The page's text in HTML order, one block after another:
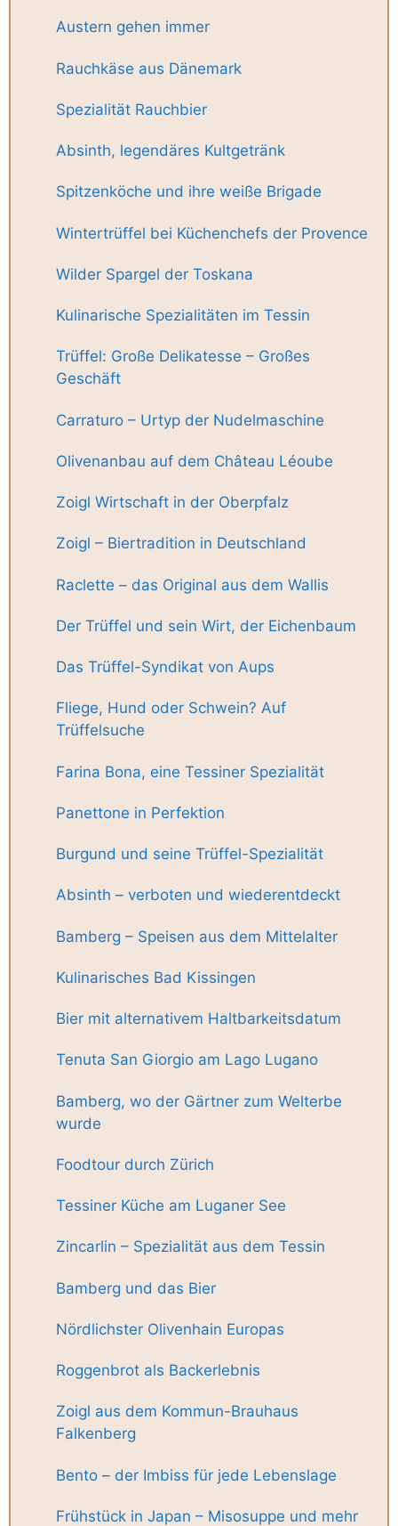
Austern gehen immer
Rauchkäse aus Dänemark
Spezialität Rauchbier
Absinth, legendäres Kultgetränk
Spitzenköche und ihre weiße Brigade
Wintertrüffel bei Küchenchefs der Provence
Wilder Spargel der Toskana
Kulinarische Spezialitäten im Tessin
Trüffel: Große Delikatesse – Großes
Geschäft
Carraturo – Urtyp der Nudelmaschine
Olivenanbau auf dem Château Léoube
Zoigl Wirtschaft in der Oberpfalz
Zoigl – Biertradition in Deutschland
Raclette – das Original aus dem Wallis
Der Trüffel und sein Wirt, der Eichenbaum
Das Trüffel-Syndikat von Aups
Fliege, Hund oder Schwein? Auf
Trüffelsuche
Farina Bona, eine Tessiner Spezialität
Panettone in Perfektion
Burgund und seine Trüffel-Spezialität
Absinth – verboten und wiederentdeckt
Bamberg – Speisen aus dem Mittelalter
Kulinarisches Bad Kissingen
Bier mit alternativem Haltbarkeitsdatum
Tenuta San Giorgio am Lago Lugano
Bamberg, wo der Gärtner zum Welterbe
wurde
Foodtour durch Zürich
Tessiner Küche am Luganer See
Zincarlin – Spezialität aus dem Tessin
Bamberg und das Bier
Nördlichster Olivenhain Europas
Roggenbrot als Backerlebnis
Zoigl aus dem Kommun-Brauhaus
Falkenberg
Bento – der Imbiss für jede Lebenslage
Frühstück in Japan – Misosuppe und mehr